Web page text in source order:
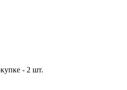
- 2 шт.